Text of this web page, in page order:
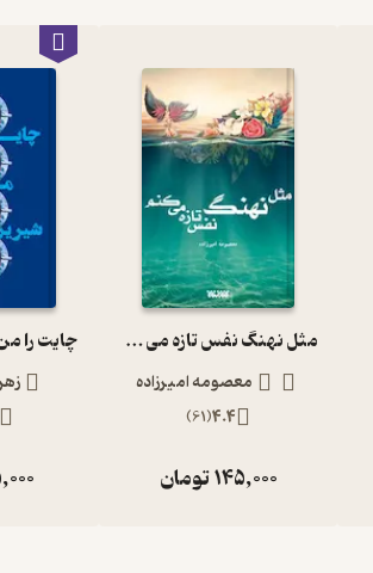
مثل نهنگ نفس تازه می کنم
معصومه امیرزاده
4.4
(
61
)
145,000تومان
چایت را